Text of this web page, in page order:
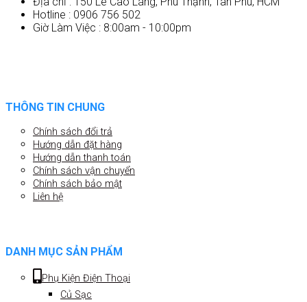
Hotline : 0906 756 502
Giờ Làm Việc : 8:00am - 10:00pm
THÔNG TIN CHUNG
Chính sách đổi trả
Hướng dẫn đặt hàng
Hướng dẫn thanh toán
Chính sách vận chuyển
Chính sách bảo mật
Liên hệ
DANH MỤC SẢN PHẨM
Phụ Kiện Điện Thoại
Củ Sạc